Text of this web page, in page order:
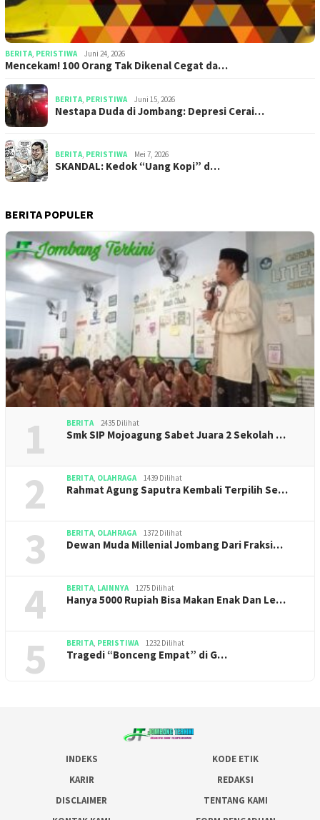
BERITA, PERISTIWA Juni 24, 2026
Mencekam! 100 Orang Tak Dikenal Cegat da…
BERITA, PERISTIWA Juni 15, 2026
​​Nestapa Duda di Jombang: Depresi Cerai…
BERITA, PERISTIWA Mei 7, 2026
SKANDAL: Kedok “Uang Kopi” d…
BERITA POPULER
1 BERITA 2435 Dilihat
Smk SIP Mojoagung Sabet Juara 2 Sekolah …
2 BERITA, OLAHRAGA 1439 Dilihat
Rahmat Agung Saputra Kembali Terpilih Se…
3 BERITA, OLAHRAGA 1372 Dilihat
Dewan Muda Millenial Jombang Dari Fraksi…
4 BERITA, LAINNYA 1275 Dilihat
Hanya 5000 Rupiah Bisa Makan Enak Dan Le…
5 BERITA, PERISTIWA 1232 Dilihat
Tragedi “Bonceng Empat” di G…
INDEKS
KODE ETIK
KARIR
REDAKSI
DISCLAIMER
TENTANG KAMI